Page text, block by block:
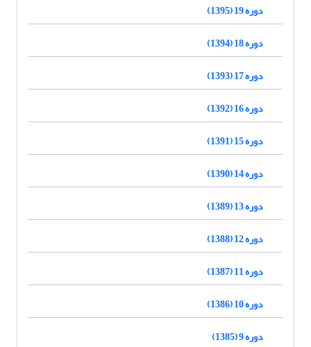
دوره 19 (1395)
دوره 18 (1394)
دوره 17 (1393)
دوره 16 (1392)
دوره 15 (1391)
دوره 14 (1390)
دوره 13 (1389)
دوره 12 (1388)
دوره 11 (1387)
دوره 10 (1386)
دوره 9 (1385)